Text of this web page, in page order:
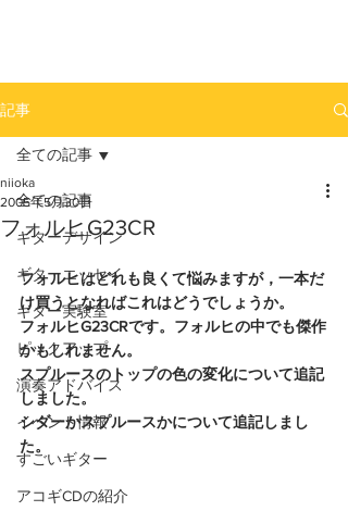
記事
全ての記事
ギターデザイン
ギターエッセイ
ギター実験室
ピックアップ
演奏アドバイス
イベント情報
すごいギター
アコギCDの紹介
全ての記事
フォルヒG23CR
niioka
2005年5月30日
フォルヒはどれも良くて悩みますが，一本だ
け買うとなればこれはどうでしょうか。
フォルヒG23CRです。フォルヒの中でも傑作
かもしれません。
スプルースのトップの色の変化について追記
しました。
シダーかスプルースかについて追記しまし
た。